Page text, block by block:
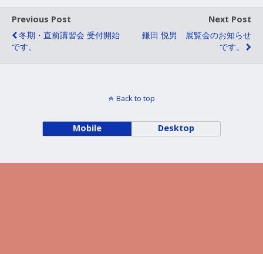
Previous Post
冬期・直前講習会 受付開始
です。
Next Post
鎌田 悦男 展覧会のお知らせ
です。
Back to top
Mobile Desktop